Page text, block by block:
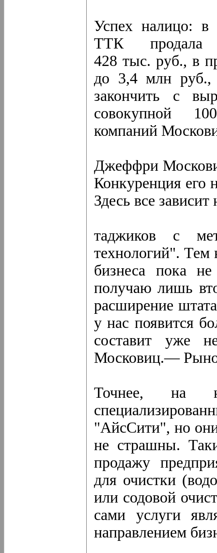
Успех налицо: в
ТТК продала
428 тыс. руб., в
до 3,4 млн руб.,
закончить с
совокупной
компаний
Джеффри
Конкуренция его
Здесь все зависит
таджиков с
технологий". Тем
бизнеса пока
получаю лишь
расширение
у нас появится
составит уже
Московиц.—
Точнее, на
"АйсСити", но
не страшны.
продажу
для очистки
или содовой
сами услуги
направлением